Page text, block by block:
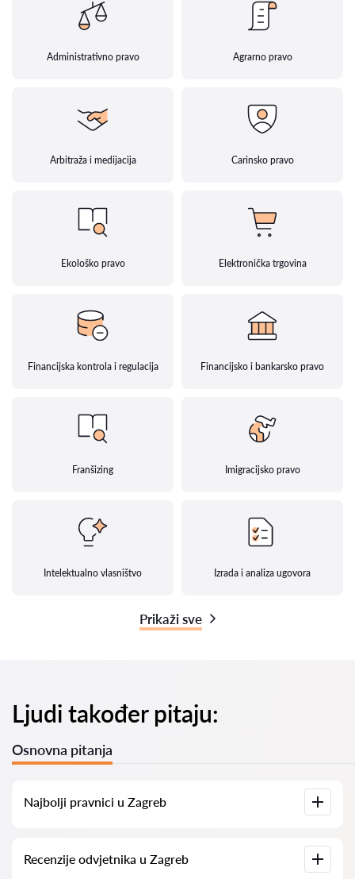
Administrativno pravo Agrarno pravo
Arbitraža i medijacija Carinsko pravo
Ekološko pravo Elektronička trgovina
Financijska kontrola i regulacija Financijsko i bankarsko pravo
Franšizing Imigracijsko pravo
Intelektualno vlasništvo Izrada i analiza ugovora
Prikaži sve
Ljudi također pitaju:
Osnovna pitanja
Najbolji pravnici u Zagreb
informacijama. Cijene, recenzije, telefonski brojevi i adrese.
Recenzije odvjetnika u Zagreb